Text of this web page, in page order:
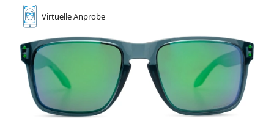
VirtuelleAnprobe